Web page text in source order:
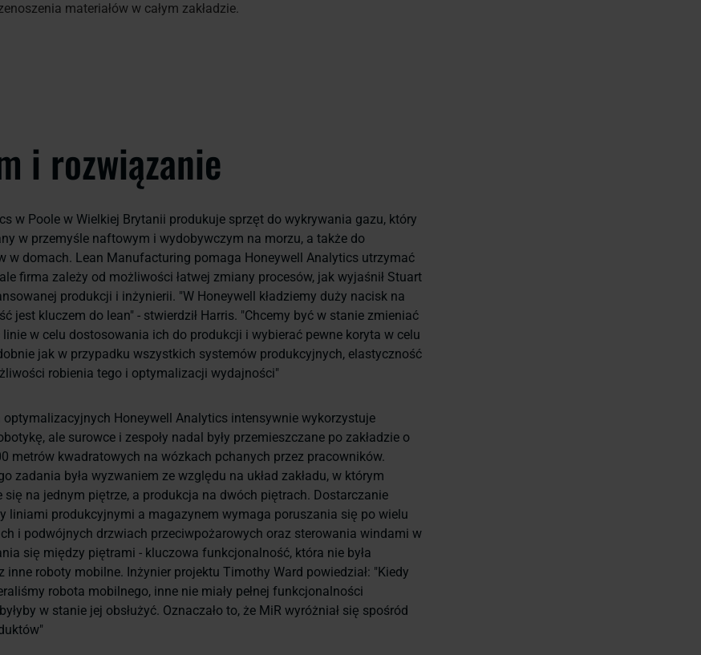
materiałów w całym zakładzie.
i rozwiązanie
w Poole w Wielkiej Brytanii produkuje sprzęt do wykrywania gazu, który
w przemyśle naftowym i wydobywczym na morzu, a także do
w domach. Lean Manufacturing pomaga Honeywell Analytics utrzymać
firma zależy od możliwości łatwej zmiany procesów, jak wyjaśnił Stuart
produkcji i inżynierii. "W Honeywell kładziemy duży nacisk na
jest kluczem do lean" - stwierdził Harris. "Chcemy być w stanie zmieniać
linie w celu dostosowania ich do produkcji i wybierać pewne koryta w celu
jak w przypadku wszystkich systemów produkcyjnych, elastyczność
robienia tego i optymalizacji wydajności"
optymalizacyjnych Honeywell Analytics intensywnie wykorzystuje
ale surowce i zespoły nadal były przemieszczane po zakładzie o
metrów kwadratowych na wózkach pchanych przez pracowników.
zadania była wyzwaniem ze względu na układ zakładu, w którym
się na jednym piętrze, a produkcja na dwóch piętrach. Dostarczanie
liniami produkcyjnymi a magazynem wymaga poruszania się po wielu
i podwójnych drzwiach przeciwpożarowych oraz sterowania windami w
się między piętrami - kluczowa funkcjonalność, która nie była
inne roboty mobilne. Inżynier projektu Timothy Ward powiedział: "Kiedy
robota mobilnego, inne nie miały pełnej funkcjonalności
w stanie jej obsłużyć. Oznaczało to, że MiR wyróżniał się spośród